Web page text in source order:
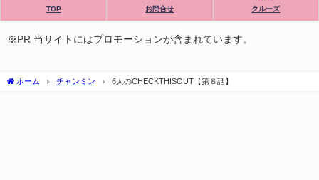
TOP お問合せ クルーズ
※PR 当サイトにはプロモーションが含まれています。
ホーム チャンミン 6人のCHECKTHISOUT【第８話】